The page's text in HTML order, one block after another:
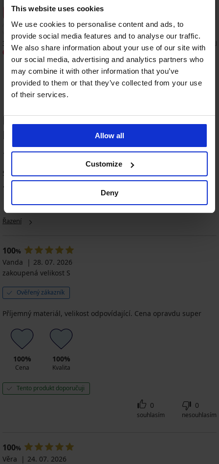
This website uses cookies
We use cookies to personalise content and ads, to
provide social media features and to analyse our traffic.
We also share information about your use of our site with
our social media, advertising and analytics partners who
may combine it with other information that you’ve
provided to them or that they’ve collected from your use
of their services.
Allow all
Customize
Deny
Sleva -30%
5
3PACK Modalové boxerky MEN-A
629 Kč 899 Kč
3PACK Boxerky JACK
JACCorp Old Logo
699 Kč
Výprodej -50%
Retro
3D
Stretch
499
Kč
Bambusové
Blue
II
bezešvé
Bambusové
bezešvé
399
Kč
boxerky
Classic
Kč
LIMITED
PREMIUM
Bavlněné
boxerky
BOSS
Power
1 169
Kč
PACK
849
Kč
LIMITED -30%
2PACK
Elian
349
HODNOCENÍ PRODUKTU 2PACK
Bavlněné boxerky FILA Deion
100
5 zákazníků produkt hodnotilo
100 zákazníků produkt doporučuje
Řazení
100%
Vanda
28. 07. 2026
zakoupená velikost S
Ověřený zákazník
Příjemný materiál, velikost odpovídající. Cena opravdu super
100%
Cena
100%
Kvalita
Tento produkt doporučuji
0
souhlasím
0
nesouhlasím
100%
Věra
24. 07. 2026